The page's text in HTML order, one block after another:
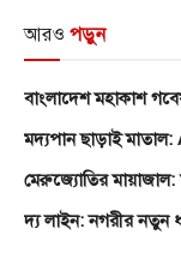
আরও পড়ুন
বাংলাদেশ মহাকাশ
মদ্যপান ছাড়াই
মেরুজ্যোতির
দ্য লাইন: নগরীর নতুন